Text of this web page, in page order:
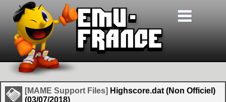
[MAME Support Files] Highscore.dat (Non Officiel)
(03/07/2018)